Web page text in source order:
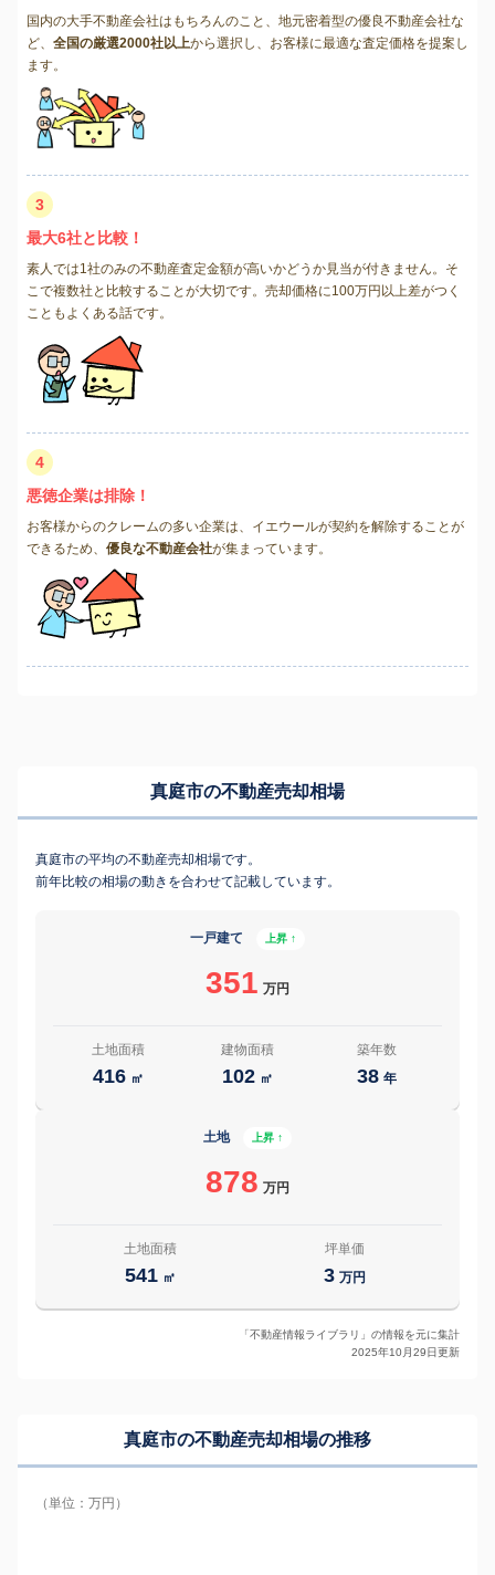
国内の大手不動産会社はもちろんのこと、地元密着型の優良不動産会社な
ど、 全国の厳選2000社以上から選択し、お客様に最適な査定価格を提案し
ます。
3
最大6社と比較！
素人では1社のみの不動産査定金額が高いかどうか見当が付きません。そ
こで複数社と比較することが大切です。売却価格に100万円以上差がつく
こともよくある話です。
4
悪徳企業は排除！
お客様からのクレームの多い企業は、イエウールが契約を解除することが
できるため、 優良な不動産会社が集まっています。
真庭市の不動産売却相場
真庭市の平均の不動産売却相場です。
前年比較の相場の動きを合わせて記載しています。
一戸建て 上昇 ↑
351 万円
土地面積
416 ㎡
建物面積
102 ㎡
築年数
38 年
土地 上昇 ↑
878 万円
土地面積
541 ㎡
坪単価
3 万円
「不動産情報ライブラリ」の情報を元に集計
2025年10月29日更新
真庭市の不動産売却相場の推移
（単位：万円）